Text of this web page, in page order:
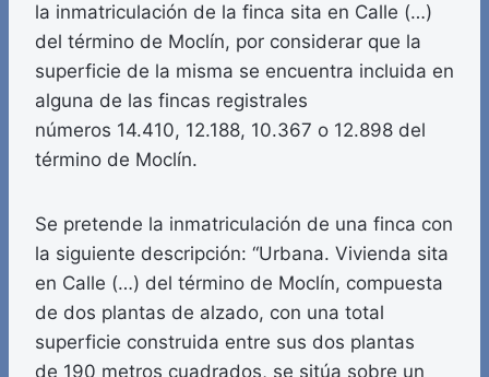
la inmatriculación de la finca sita en Calle (…)
del término de Moclín, por considerar que la
superficie de la misma se encuentra incluida en
alguna de las fincas registrales
números 14.410, 12.188, 10.367 o 12.898 del
término de Moclín.
Se pretende la inmatriculación de una finca con
la siguiente descripción: “Urbana. Vivienda sita
en Calle (…) del término de Moclín, compuesta
de dos plantas de alzado, con una total
superficie construida entre sus dos plantas
de 190 metros cuadrados, se sitúa sobre un